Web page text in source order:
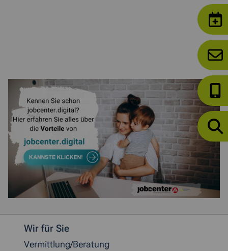
Weitere allgemeine Informationen
Wir für Sie
Vermittlung/Beratung